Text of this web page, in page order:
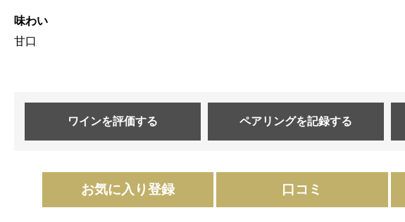
味わい
甘口
ワインを評価する ペアリングを記録する
お気に入り登録 口コミ